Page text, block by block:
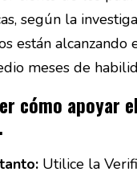
según la
están alcanzando
meses de
cómo apoyar
Utilice la